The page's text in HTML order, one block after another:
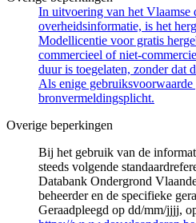
In uitvoering van het Vlaamse
overheidsinformatie, is het
Modellicentie voor gratis
commercieel of niet-
duur is toegelaten, zonder dat
Als enige gebruiksvoorwaarde
bronvermeldingsplicht.
Overige beperkingen
Bij het gebruik van de
steeds volgende
Databank Ondergrond
beheerder en de specifieke
Geraadpleegd op dd/mm/jjjj,